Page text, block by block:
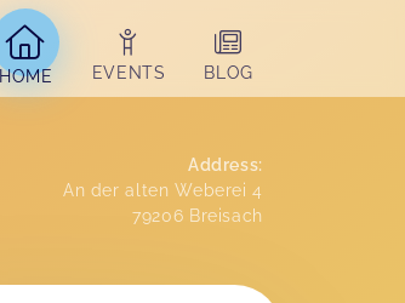
HOME
EVENTS BLOG
Address:
An der alten Weberei 4
79206 Breisach